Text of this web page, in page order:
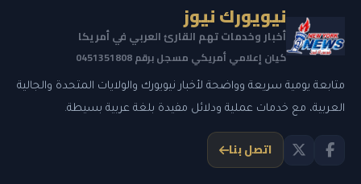
نيويورك نيوز
أخبار وخدمات تهم القارئ العربي في أمريكا
كيان إعلامي أمريكي مسجل برقم 0451351808
متابعة يومية سريعة وواضحة لأخبار نيويورك والولايات المتحدة والجالية
العربية، مع خدمات عملية ودلائل مفيدة بلغة عربية بسيطة.
اتصل بنا